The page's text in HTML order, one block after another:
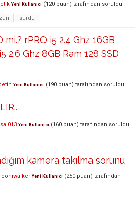
Yeni Kullanıcı (120 puan) tarafından soruldu
sürdü
rPRO i5 2.4 Ghz 16GB
2.6 Ghz 8GB Ram 128 SSD
Yeni Kullanıcı (190 puan) tarafından soruldu
Yeni Kullanıcı (160 puan) tarafından soruldu
kamera takılma sorunu
coniwalker Yeni Kullanıcı (250 puan) tarafından